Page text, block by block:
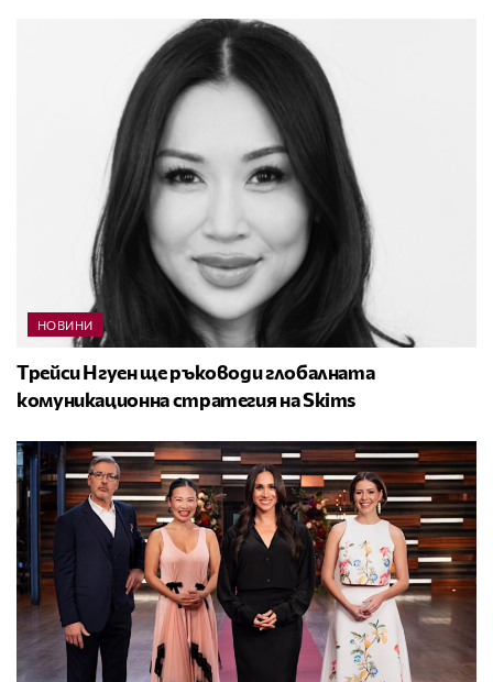
НОВИНИ
Трейси Нгуен ще ръководи глобалната
комуникационна стратегия на Skims